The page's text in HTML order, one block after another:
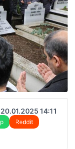
14:11
Reddit